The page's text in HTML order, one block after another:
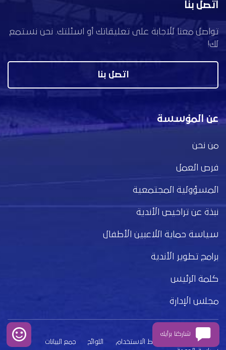
اتصل بنا
تواصل معنا للاجابة على تعليقاتك أو اسئلتك. نحن نستمع
لك!
اتصل بنا
عن المؤسسة
من نحن
فرص العمل
المسؤولية المجتمعية
نبذة عن تراخيص الأندية
سياسة حماية اللاعبين الأطفال
برامج تطوير الأندية
كلمة الرئيس
مجلس الإدارة
بيان الخصوصية شروط الاستخدام اللوائح
جمع البيانات
شاركنا برأيك